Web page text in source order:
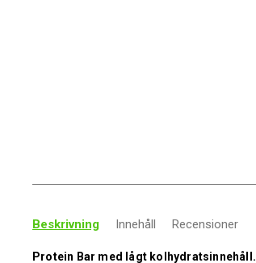
Beskrivning Innehåll Recensioner
Protein Bar med lågt kolhydratsinnehåll.